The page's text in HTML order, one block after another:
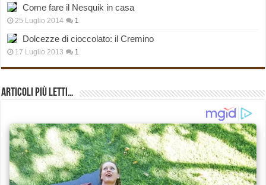
Come fare il Nesquik in casa
25 Luglio 2014 1
Dolcezze di cioccolato: il Cremino
17 Luglio 2013 1
Articoli più Letti…